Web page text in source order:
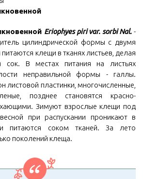
Eriophyes piri var. sorbi Nal. -
цилиндрической формы с двумя
клещи в тканях листьев, делая
сок. В местах питания на листьях
неправильной формы - галлы.
листовой пластинки, многочисленные,
позднее становятся красно-
Зимуют взрослые клещи под
при распускании проникают в
питаются соком тканей. За лето
поколений клеща.